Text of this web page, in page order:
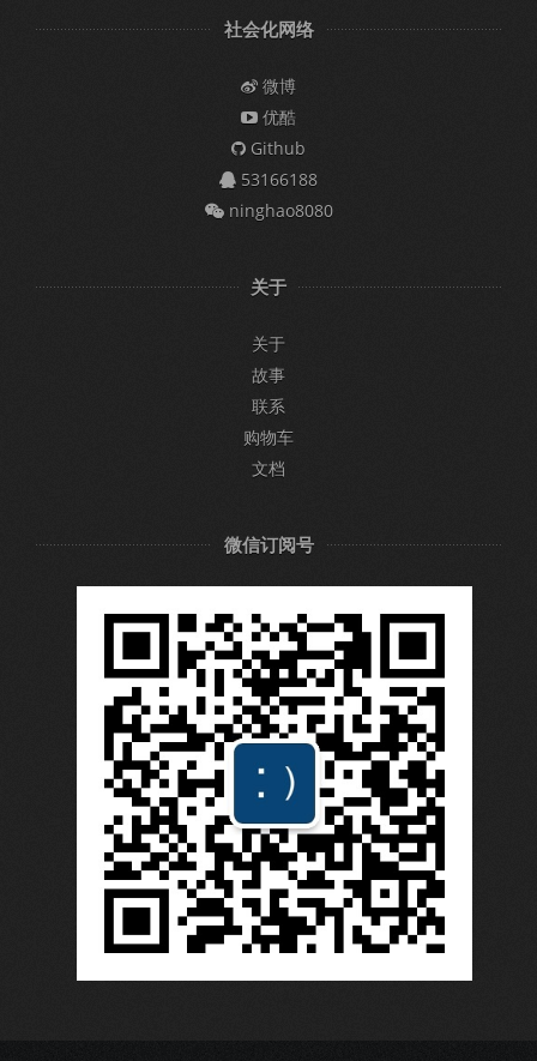
社会化网络
微博
优酷
Github
53166188
ninghao8080
关于
关于
故事
联系
购物车
文档
微信订阅号